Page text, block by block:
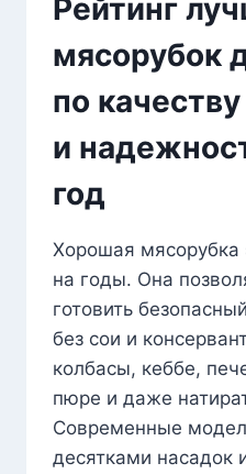
Рейтинг
мясорубок
по качеству
и
год
Хорошая мясорубка
на годы. Она
готовить
без сои и
колбасы, кеббе,
пюре и даже
Современные
десятками насадок